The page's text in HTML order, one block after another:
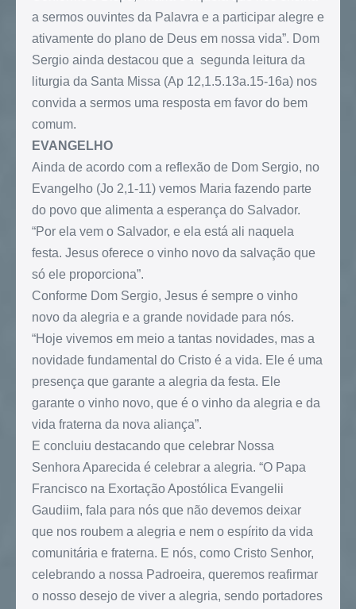
a sermos ouvintes da Palavra e a participar alegre e
ativamente do plano de Deus em nossa vida”. Dom
Sergio ainda destacou que a segunda leitura da
liturgia da Santa Missa (Ap 12,1.5.13a.15-16a) nos
convida a sermos uma resposta em favor do bem
comum.
EVANGELHO
Ainda de acordo com a reflexão de Dom Sergio, no
Evangelho (Jo 2,1-11) vemos Maria fazendo parte
do povo que alimenta a esperança do Salvador.
“Por ela vem o Salvador, e ela está ali naquela
festa. Jesus oferece o vinho novo da salvação que
só ele proporciona”.
Conforme Dom Sergio, Jesus é sempre o vinho
novo da alegria e a grande novidade para nós.
“Hoje vivemos em meio a tantas novidades, mas a
novidade fundamental do Cristo é a vida. Ele é uma
presença que garante a alegria da festa. Ele
garante o vinho novo, que é o vinho da alegria e da
vida fraterna da nova aliança”.
E concluiu destacando que celebrar Nossa
Senhora Aparecida é celebrar a alegria. “O Papa
Francisco na Exortação Apostólica Evangelii
Gaudiim, fala para nós que não devemos deixar
que nos roubem a alegria e nem o espírito da vida
comunitária e fraterna. E nós, como Cristo Senhor,
celebrando a nossa Padroeira, queremos reafirmar
o nosso desejo de viver a alegria, sendo portadores